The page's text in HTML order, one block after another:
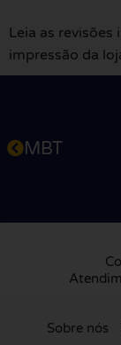
Leia as
impressão da
MBT
Sobre nós